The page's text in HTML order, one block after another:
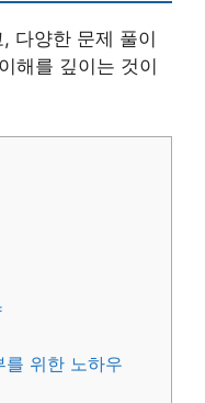
다양한 문제 풀이
해를 깊이는 것이
를 위한 노하우